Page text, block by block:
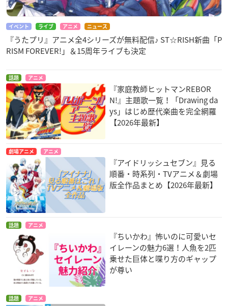
YouTube Live にて無料配信
視聴は コチラから
『令和2年アニソン大賞』ノミネート楽曲選考方法
された楽曲、または発売予定の楽曲からそれぞれ楽曲を選考い
たします。
また、ユーザー投票も実施いたします。
【令和2年アニソン大賞 各部門】
令和2年アニソン大賞：全部門のノミネート楽曲の中から、こ
の1年間を象徴する楽曲
作品賞：この年代での社会的・アニソン業界的に最も世の中を
賑わせ注目された楽曲
作詞賞：特に作詞の分野で創作的で話題になった楽曲
作曲賞：特に作曲の分野で創作的で話題になった楽曲
編曲賞：特に編曲の分野で創作的で話題になった楽曲
声優ソング賞：声優アーティストの楽曲の分野で大衆に支持さ
れ話題になった楽曲。
キャラクターソング賞：アニメキャラクターソングの楽曲の分
野で大衆に支持され話題になった楽曲。キャラクターソロ楽
曲・キャラクターユニット楽曲など。
アーティストソング賞：J-POPアーティストの楽曲の分野で大
衆に支持され話題になった楽曲。
イベント ライブ アニメ ニュース
『うたプリ』アニメ全4シリーズが無料配信♪ ST☆RISH新曲「P
RISM FOREVER!」＆15周年ライブも決定
話題 アニメ
『家庭教師ヒットマンREBOR
N!』主題歌一覧！「Drawing da
ys」はじめ歴代楽曲を完全網羅
【2026年最新】
劇場アニメ アニメ
『アイドリッシュセブン』見る
順番・時系列・TVアニメ＆劇場
版全作品まとめ【2026年最新】
話題 アニメ
『ちいかわ』怖いのに可愛いセ
イレーンの魅力6選！人魚を2匹
乗せた巨体と喋り方のギャップ
が尊い
話題 アニメ